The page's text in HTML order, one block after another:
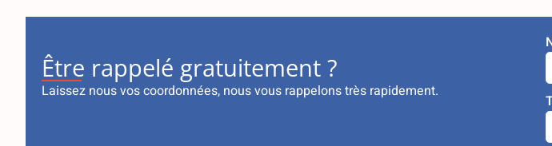
Être rappelé gratuitement ?
Laissez nous vos coordonnées, nous vous rappelons très rapidement.